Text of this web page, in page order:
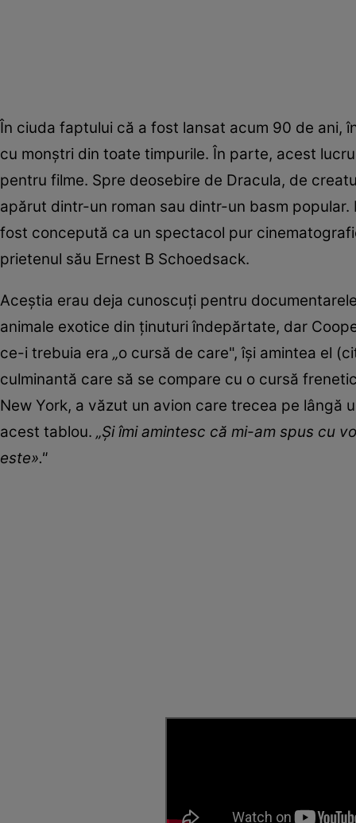
În ciuda faptului că a fost lansat acum 90 de ani,
cu monștri din toate timpurile. În parte, acest
pentru filme. Spre deosebire de Dracula, de
apărut dintr-un roman sau dintr-un basm
fost concepută ca un spectacol pur
prietenul său Ernest B Schoedsack.
Aceștia erau deja cunoscuți pentru
animale exotice din ținuturi îndepărtate, dar
ce-i trebuia era „o cursă de care", își amintea el
culminantă care să se compare cu o cursă
New York, a văzut un avion care trecea pe lângă
acest tablou. „Și îmi amintesc că mi-am spus cu
este»."